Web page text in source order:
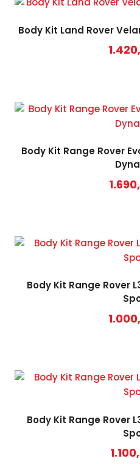
Body Kit Land Rover
Body Kit Range Rover
Body Kit Range Rover
Body Kit Range Rover